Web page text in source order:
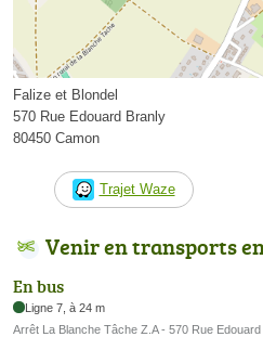
Falize et Blondel
570 Rue Edouard Branly
80450 Camon
Trajet Waze
Venir en transports
En bus
Ligne 7, à 24 m
Arrêt La Blanche Tâche Z.A - 570 Rue